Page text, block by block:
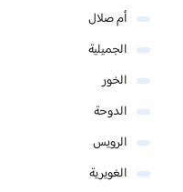
أم صلال
الجميلية
الخور
الدوحة
الرويس
الغويرية